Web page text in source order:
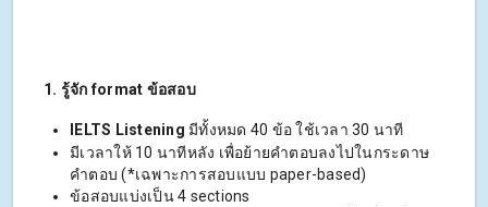
1. รู้จัก format ข้อสอบ
IELTS Listening มีทั้งหมด 40 ข้อ ใช้เวลา 30 นาที
มีเวลาให้ 10 นาทีหลัง เพื่อย้ายคำตอบลงไปในกระดาษ
คำตอบ (*เฉพาะการสอบแบบ paper-based)
ข้อสอบแบ่งเป็น 4 sections